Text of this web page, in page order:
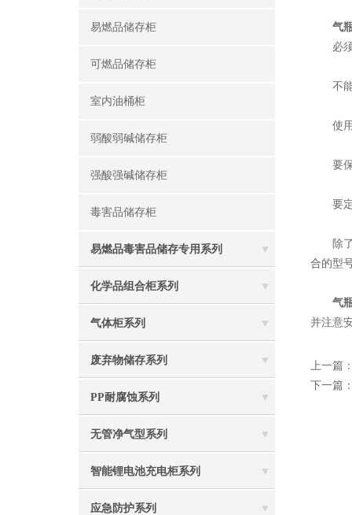
易燃品储存柜
可燃品储存柜
室内油桶柜
弱酸弱碱储存柜
强酸强碱储存柜
毒害品储存柜
易燃品毒害品储存专用系列
化学品组合柜系列
气体柜系列
废弃物储存系列
PP耐腐蚀系列
无管净气型系列
智能锂电池充电柜系列
应急防护系列
气
必须
不能
使用
要保
要定
除了
合的型
气
并注意
上一篇
下一篇